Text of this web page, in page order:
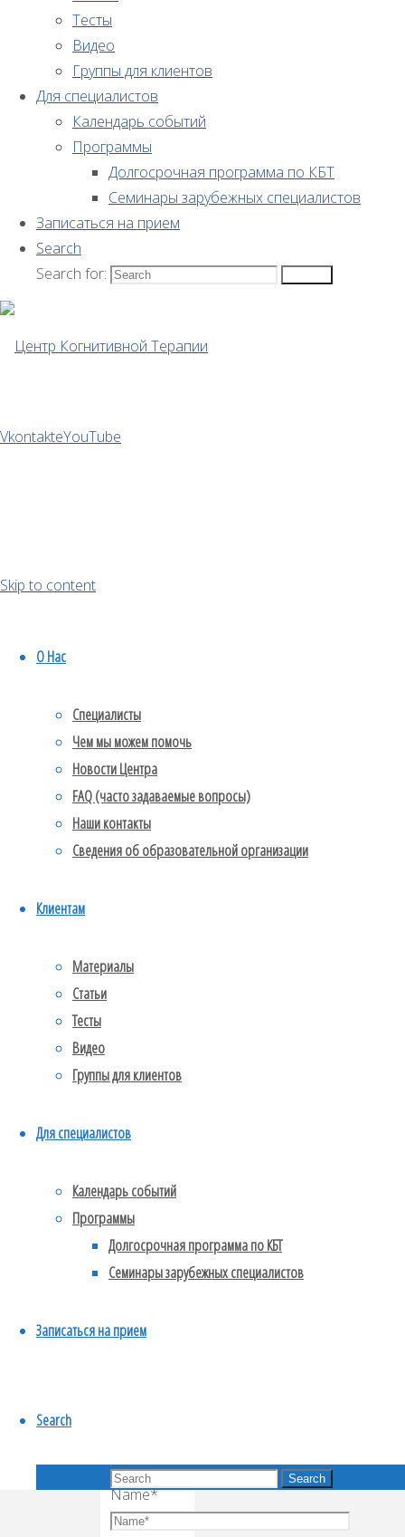
Тесты
Видео
Группы для клиентов
Для специалистов
Календарь событий
Программы
Долгосрочная программа по КБТ
Семинары зарубежных специалистов
Записаться на прием
Search
Search for:
VkontakteYouTube
Skip to content
О Нас
Специалисты
Чем мы можем помочь
Новости Центра
FAQ (часто задаваемые вопросы)
Наши контакты
Сведения об образовательной организации
Клиентам
Материалы
Статьи
Тесты
Видео
Группы для клиентов
Для специалистов
Календарь событий
Программы
Долгосрочная программа по КБТ
Семинары зарубежных специалистов
Записаться на прием
Search
Search
с
коллегами
из ВШЭ
возможность
исследования
дополненной
реальности
для
лечения
расстройств.
для
змей,
КБТ ОКР
у детей и
подростков.
Энурез и
Добавить
email не
опубликован.
Обязательные
поля
помечены
Comment
Name*